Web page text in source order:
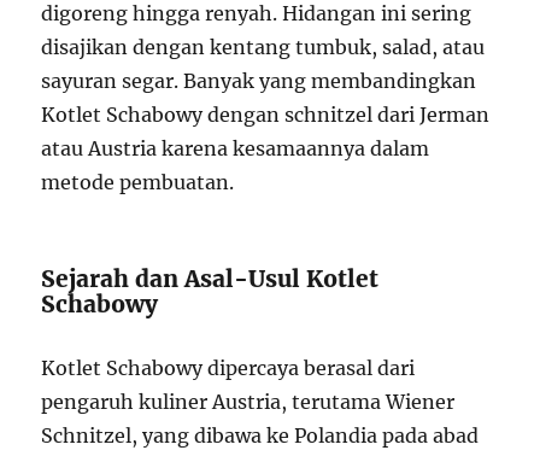
digoreng hingga renyah. Hidangan ini sering
disajikan dengan kentang tumbuk, salad, atau
sayuran segar. Banyak yang membandingkan
Kotlet Schabowy dengan schnitzel dari Jerman
atau Austria karena kesamaannya dalam
metode pembuatan.
Sejarah dan Asal-Usul Kotlet
Schabowy
Kotlet Schabowy dipercaya berasal dari
pengaruh kuliner Austria, terutama Wiener
Schnitzel, yang dibawa ke Polandia pada abad